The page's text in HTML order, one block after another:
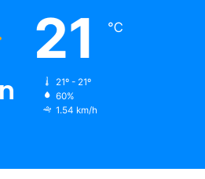
21 ℃
21º - 21º
60%
1.54 km/h